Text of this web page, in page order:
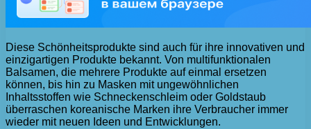
Diese Schönheitsprodukte sind auch für ihre innovativen und
einzigartigen Produkte bekannt. Von multifunktionalen
Balsamen, die mehrere Produkte auf einmal ersetzen
können, bis hin zu Masken mit ungewöhnlichen
Inhaltsstoffen wie Schneckenschleim oder Goldstaub
überraschen koreanische Marken ihre Verbraucher immer
wieder mit neuen Ideen und Entwicklungen.